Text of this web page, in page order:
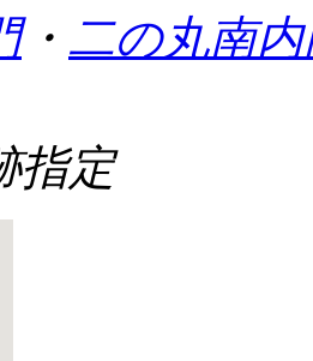
・ 二の丸南
指定